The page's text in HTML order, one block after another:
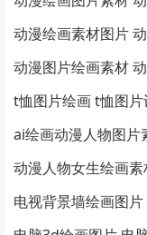
动漫绘画素材图片
动漫图片绘画素材
t恤图片绘画 t恤图片
ai绘画动漫人物图片
动漫人物女生绘画
电视背景墙绘画图